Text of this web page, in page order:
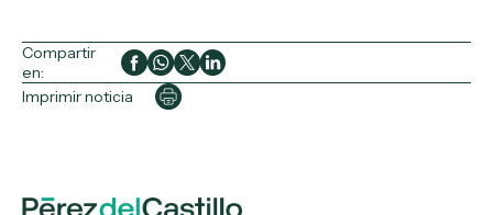
Compartir
en:
Imprimir noticia